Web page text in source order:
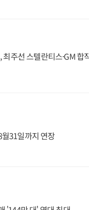
주선 스텔란티스·GM 합
31일까지 연장